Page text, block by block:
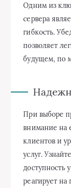
Одним из
сервера
гибкость.
позволяет
будущем, по
При выборе
внимание на
клиентов и
услуг.
доступность
реагирует